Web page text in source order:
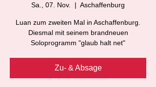
Sa., 07. Nov.
  |
Aschaffenburg
Luan zum zweiten Mal in Aschaffenburg.
Diesmal mit seinem brandneuen
Soloprogramm "glaub halt net"
Zu- & Absage